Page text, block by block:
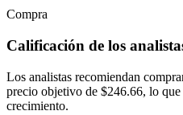
Compra
Calificación de los
Los analistas recomiendan
precio objetivo de $246.66, lo
crecimiento.